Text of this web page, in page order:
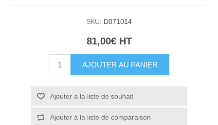
SKU: D071014
81,00€ HT
AJOUTER AU PANIER
Ajouter à la liste de souhait
Ajouter à la liste de comparaison